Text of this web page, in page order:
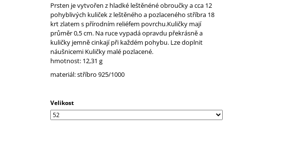
Prsten je vytvořen z hladké leštěnéné obroučky a cca 12
pohyblivých kuliček z leštěného a pozlaceného stříbra 18
krt zlatem s přírodním reliéfem povrchu.Kuličky mají
průměr 0,5 cm. Na ruce vypadá opravdu překrásně a
kuličky jemně cinkají při každém pohybu. Lze doplnit
náušnicemi Kuličky malé pozlacené.
hmotnost: 12,31 g
materiál: stříbro 925/1000
Velikost